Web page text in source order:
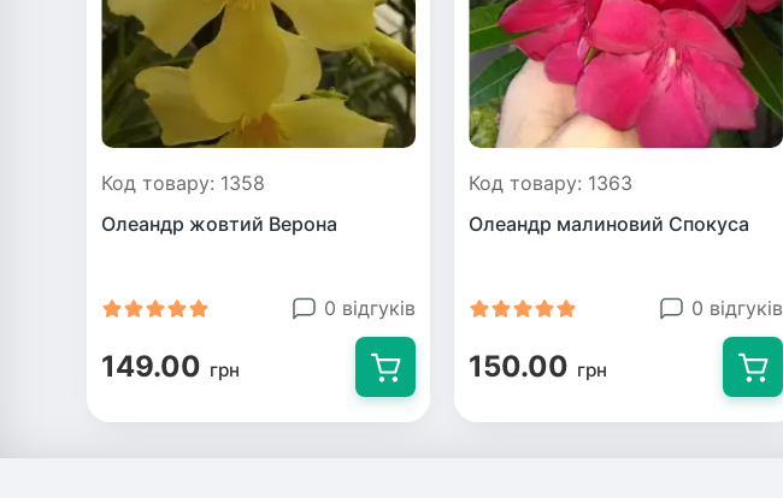
Код товару: 1358
Олеандр жовтий Верона
0 відгуків
149.00 грн
Код товару: 1363
Олеандр малиновий Спокуса
0 відгуків
150.00 грн